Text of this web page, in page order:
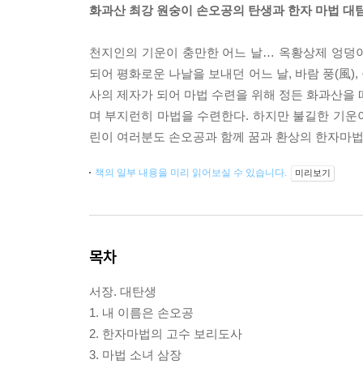
화과산 최강 원숭이 손오공의 탄생과 한자 마법 대
천지인의 기운이 충만한 어느 날… 옥황상제 엉덩
되어 평화로운 나날을 보내던 어느 날, 바람 풍(風
사의 제자가 되어 마법 수련을 위해 정든 화과산
며 부지런히 마법을 수련한다. 하지만 불길한 기
린이 여러분도 손오공과 함께 꿈과 환상의 한자마
책의 일부 내용을 미리 읽어보실 수 있습니다. 미리보기
목차
서장. 대탄생
1. 내 이름은 손오공
2. 한자마법의 고수 보리도사
3. 마법 소녀 삼장